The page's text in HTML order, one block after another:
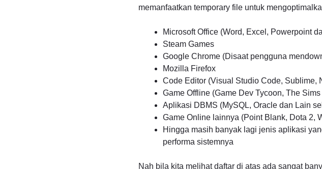
memanfaatkan temporary file untuk
Microsoft Office (Word, Excel, Powerpoint
Steam Games
Google Chrome (Disaat pengguna
Mozilla Firefox
Code Editor (Visual Studio Code, Sublime,
Game Offline (Game Dev Tycoon, The
Aplikasi DBMS (MySQL, Oracle dan Lain
Game Online lainnya (Point Blank, Dota 2,
Hingga masih banyak lagi jenis aplikasi
performa sistemnya
Nah bila kita melihat daftar di atas ada sangat